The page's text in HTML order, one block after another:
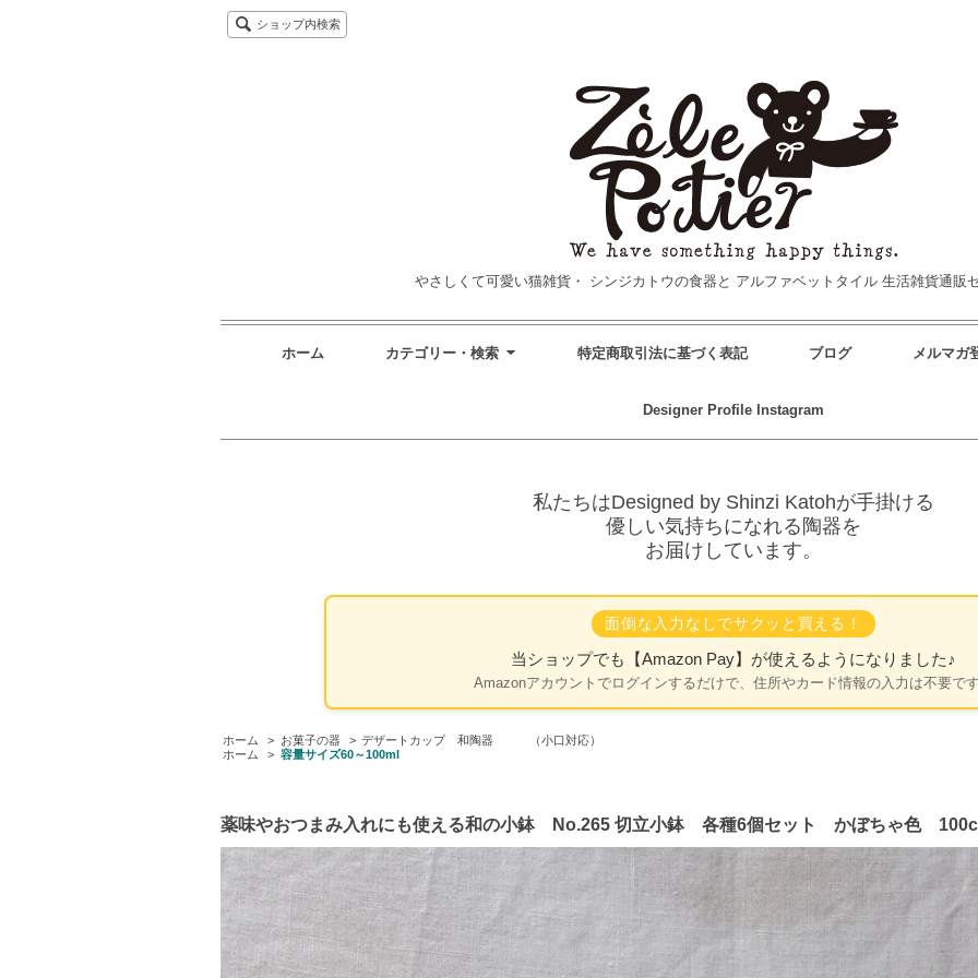
ショップ内検索
やさしくて可愛い猫雑貨・ シンジカトウの食器と アルファベットタイル 生活雑貨通販
ホーム カテゴリー・検索 特定商取引法に基づく表記 ブログ メルマガ
Designer Profile Instagram
私たちはDesigned by Shinzi Katohが手掛ける
優しい気持ちになれる陶器を
お届けしています。
面倒な入力なしでサクッと買える！
当ショップでも 【Amazon Pay】 が使えるようになりました♪
Amazonアカウントでログインするだけで、住所やカード情報の入力は不要で
ホーム > お菓子の器 > デザートカップ 和陶器 （小口対応）
ホーム
> 容量サイズ60～100ml
薬味やおつまみ入れにも使える和の小鉢 No.265 切立小鉢 各種6個セット かぼちゃ色